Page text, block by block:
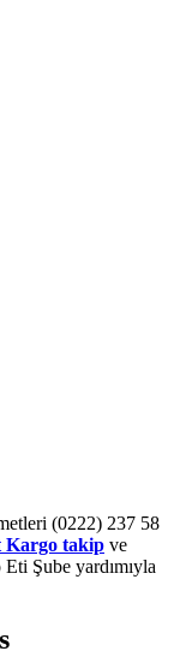
(0222) 237 58
Kargo takip ve
Şube yardımıyla